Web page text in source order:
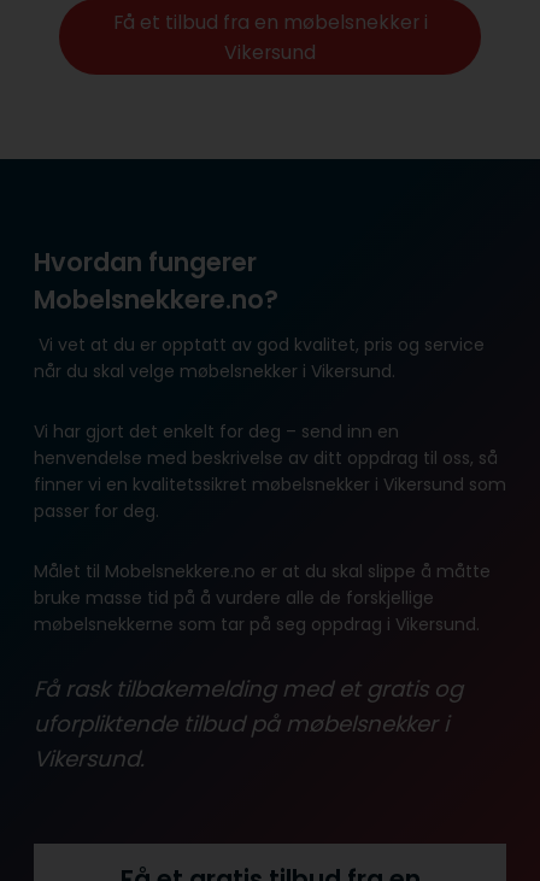
Få et tilbud fra en møbelsnekker i
Vikersund
Hvordan fungerer
Mobelsnekkere.no?
Vi vet at du er opptatt av god kvalitet, pris og service
når du skal velge møbelsnekker i Vikersund.
Vi har gjort det enkelt for deg – send inn en
henvendelse med beskrivelse av ditt oppdrag til oss, så
finner vi en kvalitetssikret møbelsnekker i Vikersund som
passer for deg.
Målet til Mobelsnekkere.no er at du skal slippe å måtte
bruke masse tid på å vurdere alle de forskjellige
møbelsnekkerne som tar på seg oppdrag i Vikersund.
Få rask tilbakemelding med et gratis og
uforpliktende tilbud på møbelsnekker i
Vikersund.